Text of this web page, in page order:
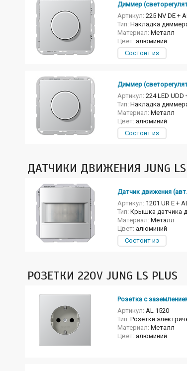
Диммер
Артикул: 225 NV DE +
Тип: Накладка
Материал: Металл
Цвет: алюминий
Состоит из
Диммер
Артикул: 224 LED UDD
Тип: Накладка
Материал: Металл
Цвет: алюминий
Состоит из
ДАТЧИКИ ДВИЖЕНИЯ JUNG LS
Датчик движения
Артикул: 1201 UR E +
Тип: Крышка датчика
Материал: Металл
Цвет: алюминий
Состоит из
РОЗЕТКИ 220V JUNG LS PLUS
Розетка с
Артикул: AL 1520
Тип: Розетки
Материал: Металл
Цвет: алюминий